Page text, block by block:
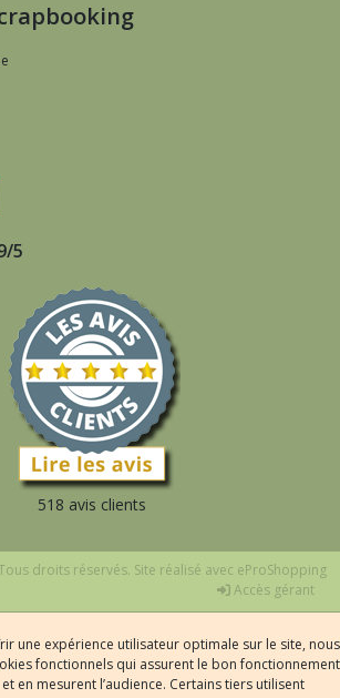
5
518 avis clients
droits réservés. Site réalisé avec eProShopping
Accès gérant
une expérience utilisateur optimale sur le site, nous
fonctionnels qui assurent le bon fonctionnement
en mesurent l’audience. Certains tiers utilisent